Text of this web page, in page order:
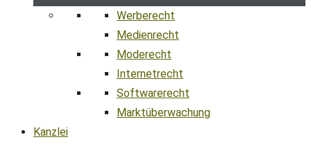
Werberecht
Medienrecht
Moderecht
Internetrecht
Softwarerecht
Marktüberwachung
Kanzlei